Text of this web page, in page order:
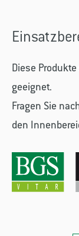
Diese
geeignet.
Fragen Sie
den